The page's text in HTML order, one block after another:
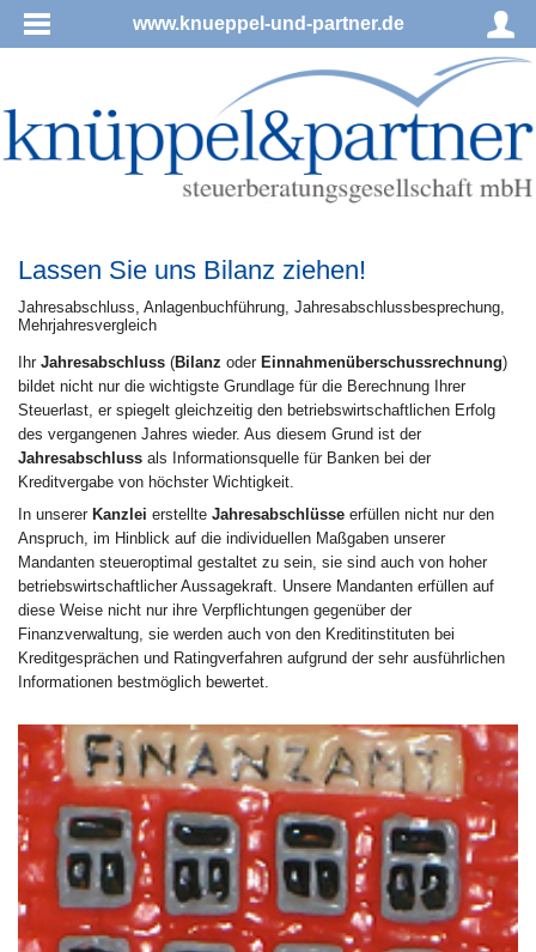
www.knueppel-und-partner.de
Lassen Sie uns Bilanz ziehen!
Jah­res­ab­schluss, Anlagenbuchführung, Jahresabschlussbesprechung,
Mehrjahresvergleich
Ihr Jahresabschluss (Bilanz oder Einnahmenüberschussrechnung)
bildet nicht nur die wichtigste Grundlage für die Berechnung Ihrer
Steuerlast, er spiegelt gleichzeitig den betriebswirtschaftlichen Erfolg
des vergangenen Jahres wieder. Aus diesem Grund ist der
Jahresabschluss als Informationsquelle für Banken bei der
Kreditvergabe von höchster Wichtigkeit.
In unserer Kanzlei erstellte Jahresabschlüsse erfüllen nicht nur den
Anspruch, im Hinblick auf die individuellen Maßgaben unserer
Mandanten steueroptimal gestaltet zu sein, sie sind auch von hoher
betriebswirtschaftlicher Aussagekraft. Unsere Mandanten erfüllen auf
diese Weise nicht nur ihre Verpflichtungen gegenüber der
Finanzverwaltung, sie werden auch von den Kreditinstituten bei
Kreditgesprächen und Ratingverfahren aufgrund der sehr ausführlichen
Informationen bestmöglich bewertet.